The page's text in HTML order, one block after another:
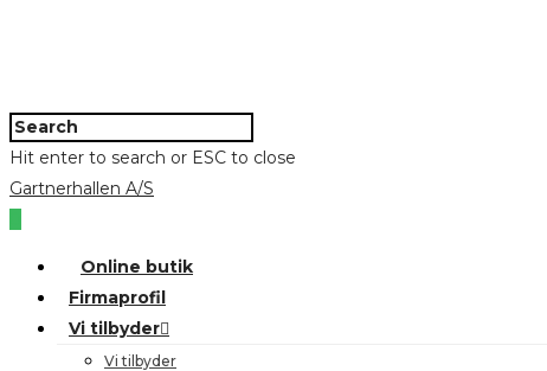
Hit enter to search or ESC to close
Gartnerhallen A/S
Online butik
Firmaprofil
Vi tilbyder
Vi tilbyder